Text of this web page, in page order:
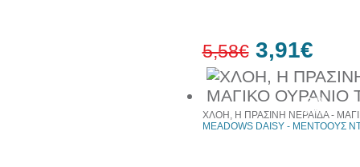
30%
έκπτωση
5,58€ 3,91€
ΧΛΟΗ, Η ΠΡΑΣΙΝΗ ΝΕΡΑΪΔΑ -
MEADOWS DAISY - ΜΕΝΤΟΟΥΣ